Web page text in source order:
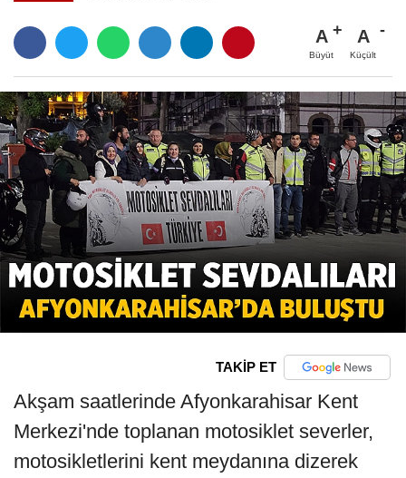
A
Büyüt
A
Küçült
TAKİP ET
Akşam saatlerinde Afyonkarahisar Kent
Merkezi'nde toplanan motosiklet severler,
motosikletlerini kent meydanına dizerek